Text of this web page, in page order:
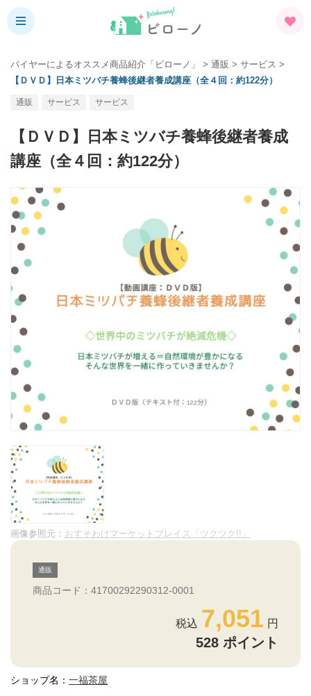
バイヤーによるオススメ商品紹介「ビローノ」 > 通販 > サービス >
【ＤＶＤ】日本ミツバチ養蜂後継者養成講座（全４回：約122分）
通販 サービス サービス
【ＤＶＤ】日本ミツバチ養蜂後継者養成
講座（全４回：約122分）
画像参照元： おすそわけマーケットプレイス「ツクツク!!」
通販
商品コード：41700292290312-0001
7,051
528 ポイント
ショップ名： 一福茶屋